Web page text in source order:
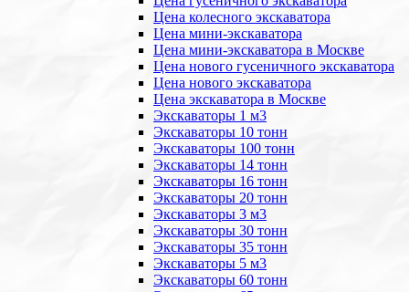
Цена колесного экскаватора
Цена мини-экскаватора
Цена мини-экскаватора в Москве
Цена нового гусеничного экскаватора
Цена нового экскаватора
Цена экскаватора в Москве
Экскаваторы 1 м3
Экскаваторы 10 тонн
Экскаваторы 100 тонн
Экскаваторы 14 тонн
Экскаваторы 16 тонн
Экскаваторы 20 тонн
Экскаваторы 3 м3
Экскаваторы 30 тонн
Экскаваторы 35 тонн
Экскаваторы 5 м3
Экскаваторы 60 тонн